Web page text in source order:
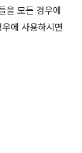
모든 경우에
에 사용하시면